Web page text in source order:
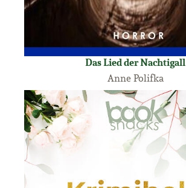
Das Lied der Nachtigall
Anne Polifka